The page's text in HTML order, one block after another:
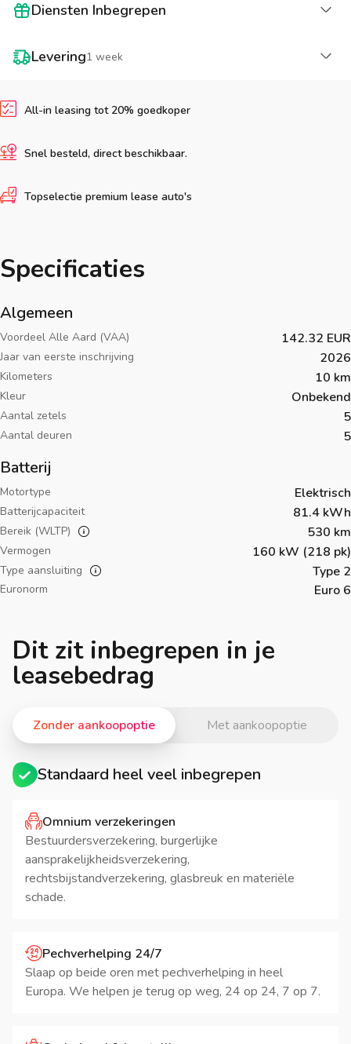
Diensten Inbegrepen
Levering1 week
All-in leasing tot 20% goedkoper
Snel besteld, direct beschikbaar.
Topselectie premium lease auto's
Specificaties
Algemeen
Voordeel Alle Aard (VAA) 142.32 EUR
Jaar van eerste inschrijving 2026
Kilometers 10 km
Kleur Onbekend
Aantal zetels 5
Aantal deuren 5
Batterij
Motortype Elektrisch
Batterijcapaciteit 81.4 kWh
Bereik (WLTP) 530 km
Vermogen 160 kW (218 pk)
Type aansluiting Type 2
Euronorm Euro 6
Dit zit inbegrepen in je
leasebedrag
Met aankoopoptie
Zonder aankoopoptie
Standaard heel veel inbegrepen
Omnium verzekeringen
Bestuurdersverzekering, burgerlijke
aansprakelijkheidsverzekering,
rechtsbijstandverzekering, glasbreuk en materiële
schade.
Pechverhelping 24/7
Slaap op beide oren met pechverhelping in heel
Europa. We helpen je terug op weg, 24 op 24, 7 op 7.